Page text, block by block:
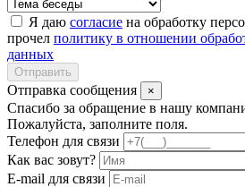
Я даю согласие на обработку
прочел политику в отношении
данных
Отправить
Отправка сообщения ×
Спасибо за обращение в нашу
Пожалуйста, заполните поля.
Телефон для связи
Как вас зовут?
E-mail для связи